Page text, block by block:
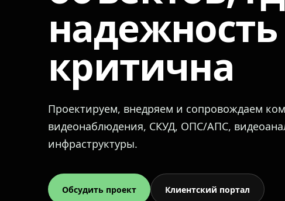
надежность
критична
Проектируем, внедряем и сопровождаем
видеонаблюдения, СКУД, ОПС/АПС,
инфраструктуры.
Обсудить проект Клиентский портал